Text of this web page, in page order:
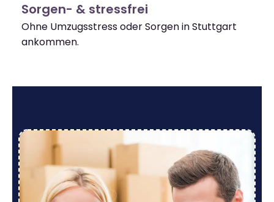
Sorgen- & stressfrei
Ohne Umzugsstress oder Sorgen in Stuttgart
ankommen.